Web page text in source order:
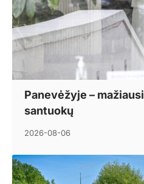
Panevėžyje –
santuokų
2026-08-06